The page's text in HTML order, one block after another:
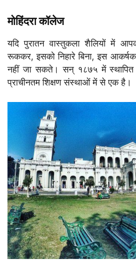
मोहिंदरा कॉलेज
यदि पुरातन वास्तुकला शैलियों में
रूककर, इसको निहारे बिना, इस
नहीं जा सकते। सन् १८७५ में स्थापित
प्राचीनतम शिक्षण संस्थाओं में से एक है।